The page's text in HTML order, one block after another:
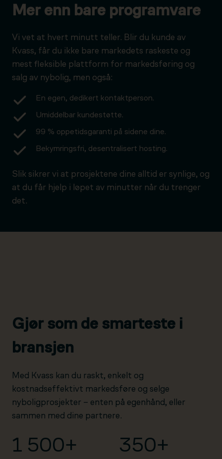
Mer enn bare programvare
Vi vet at hvert minutt teller. Blir du kunde av
Kvass, får du ikke bare markedets raskeste og
mest fleksible plattform for markedsføring og
salg av nybolig, men også:
En egen, dedikert kontaktperson.
Umiddelbar kundestøtte.
99 % oppetidsgaranti på sidene dine.
Bekymringsfri, desentralisert hosting.
Slik sikrer vi at prosjektene dine alltid er synlige, og
at du får hjelp i løpet av minutter når du trenger
det.
Gjør som de smarteste i
bransjen
Med Kvass kan du raskt, enkelt og
kostnadseffektivt markedsføre og selge
nyboligprosjekter – enten på egenhånd, eller
sammen med dine partnere.
1 500+ 350+